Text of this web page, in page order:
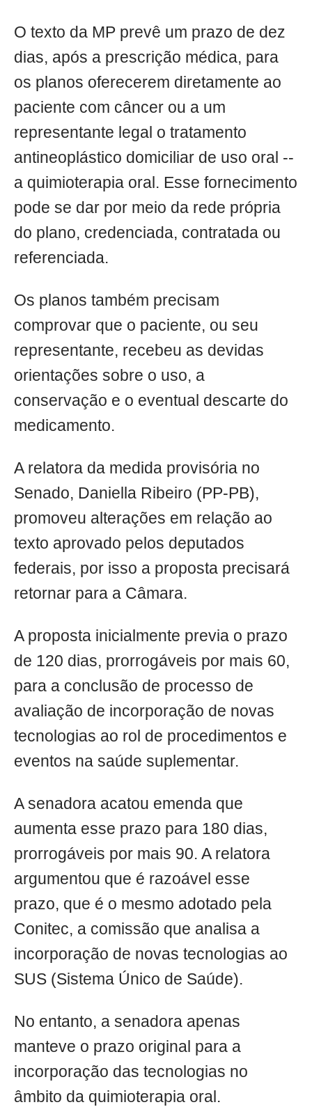
O texto da MP prevê um prazo de dez
dias, após a prescrição médica, para
os planos oferecerem diretamente ao
paciente com câncer ou a um
representante legal o tratamento
antineoplástico domiciliar de uso oral --
a quimioterapia oral. Esse fornecimento
pode se dar por meio da rede própria
do plano, credenciada, contratada ou
referenciada.
Os planos também precisam
comprovar que o paciente, ou seu
representante, recebeu as devidas
orientações sobre o uso, a
conservação e o eventual descarte do
medicamento.
A relatora da medida provisória no
Senado, Daniella Ribeiro (PP-PB),
promoveu alterações em relação ao
texto aprovado pelos deputados
federais, por isso a proposta precisará
retornar para a Câmara.
A proposta inicialmente previa o prazo
de 120 dias, prorrogáveis por mais 60,
para a conclusão de processo de
avaliação de incorporação de novas
tecnologias ao rol de procedimentos e
eventos na saúde suplementar.
A senadora acatou emenda que
aumenta esse prazo para 180 dias,
prorrogáveis por mais 90. A relatora
argumentou que é razoável esse
prazo, que é o mesmo adotado pela
Conitec, a comissão que analisa a
incorporação de novas tecnologias ao
SUS (Sistema Único de Saúde).
No entanto, a senadora apenas
manteve o prazo original para a
incorporação das tecnologias no
âmbito da quimioterapia oral.